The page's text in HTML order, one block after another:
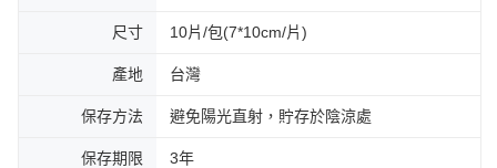
尺寸 10片/包(7*10cm/片)
產地 台灣
保存方法 避免陽光直射，貯存於陰涼處
保存期限 3年